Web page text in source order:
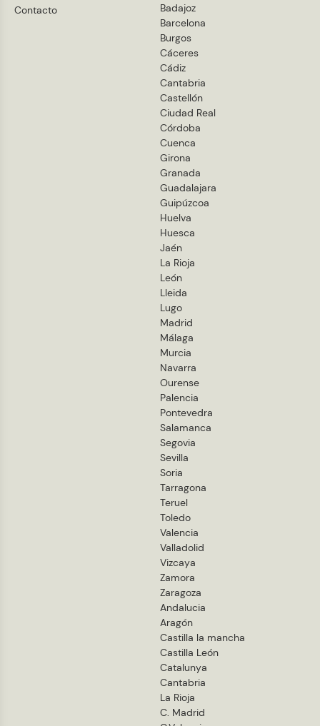
Contacto
Badajoz
Barcelona
Burgos
Cáceres
Cádiz
Cantabria
Castellón
Ciudad Real
Córdoba
Cuenca
Girona
Granada
Guadalajara
Guipúzcoa
Huelva
Huesca
Jaén
La Rioja
León
Lleida
Lugo
Madrid
Málaga
Murcia
Navarra
Ourense
Palencia
Pontevedra
Salamanca
Segovia
Sevilla
Soria
Tarragona
Teruel
Toledo
Valencia
Valladolid
Vizcaya
Zamora
Zaragoza
Andalucia
Aragón
Castilla la mancha
Castilla León
Catalunya
Cantabria
La Rioja
C. Madrid